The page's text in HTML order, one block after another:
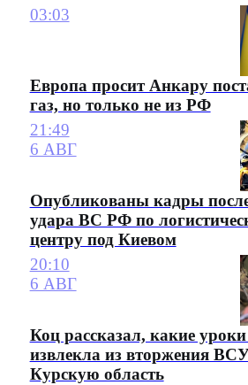
03:03
Европа просит Анкару
газ, но только не из РФ
21:49
6 АВГ
Опубликованы кадры
удара ВС РФ по
центру под Киевом
20:10
6 АВГ
Коц рассказал, какие
извлекла из вторжения
Курскую область